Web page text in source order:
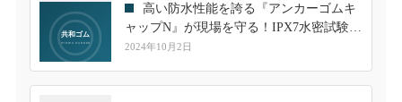
高い防水性能を誇る『アンカーゴムキ
ャップN』が現場を守る！IPX7水密試験を
クリアした信頼性
2024年10月2日